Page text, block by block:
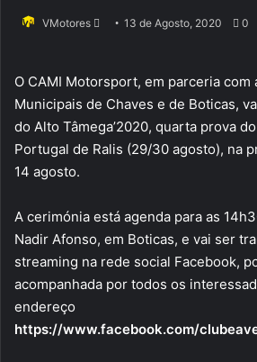
VMotores
Send13 de Agosto, 2020 0
O CAMI Motorsport, em parceria com
Municipais de Chaves e de Boticas,
do Alto Tâmega’2020, quarta prova
Portugal de Ralis (29/30 agosto), na
14 agosto.
A cerimónia está agenda para as
Nadir Afonso, em Boticas, e vai ser
streaming na rede social Facebook,
acompanhada por todos os
endereço
https://www.facebook.com/